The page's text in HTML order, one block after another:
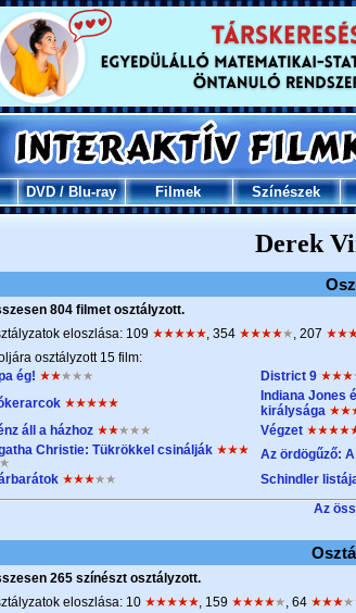
DVD/Blu-ray Filmek Színészek
Derek
804 filmet osztályzott.
eloszlása: 109
, 354 , 207
osztályzott 15 film:
ég!
District 9
Indiana Jones
királysága
áll a házhoz
Végzet
Christie: Tükrökkel csinálják
Az ördögűző:
Schindler
Az
265 színészt osztályzott.
eloszlása: 10
, 159 , 64